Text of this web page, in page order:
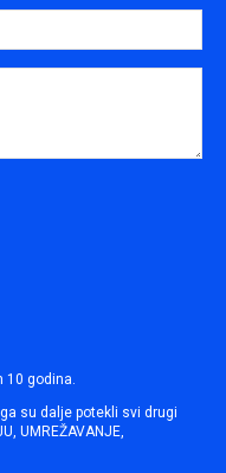
10 godina.
su dalje potekli svi drugi
UMREŽAVANJE,